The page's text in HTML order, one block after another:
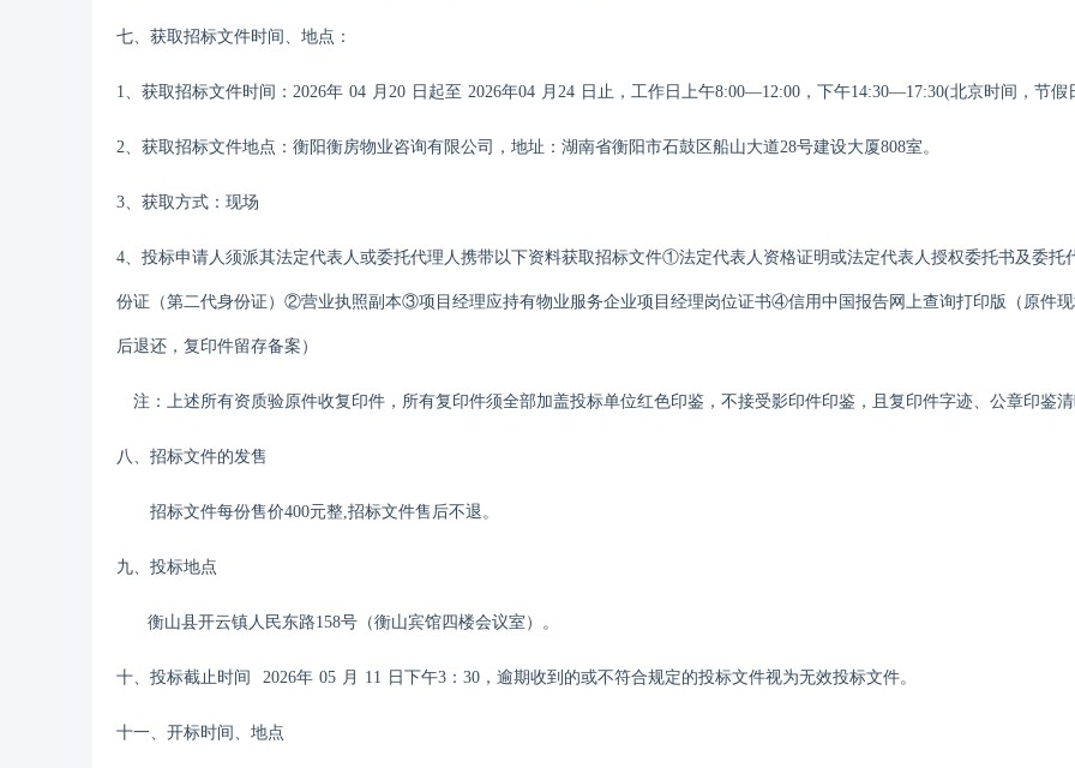
七、获取招标文件时间、地点：
1、获取招标文件时间： 2026年 04 月 20 日起至 2026年04 月 24 日止，工作日上午8:00—12:00，下午14:30—17:30(北京时间，节假
2、获取招标文件地点： 衡阳衡房物业咨询有限公司 ， 地址：湖南省衡阳市石鼓区船山大道28号建设大厦808室。
3、获取方式：现场
4、投标申请人须派其法定代表人或委托代理人携带以下资料获取招标文件①法定代表人资格证明或法定代表人授权委托书及委托
份证（第二代身份证）②营业执照副本③项目经理应持有物业服务企业项目经理岗位证书④信用中国报告网上查询打印版 （原件
后退还，复印件留存备案）
注：上述所有资质验原件收复印件，所有复印件须全部加盖投标单位红色印鉴，不接受影印件印鉴，且复印件字迹、公章印鉴
八、招标文件的发售
招标文件每份售价400元整,招标文件售后不退。
九、投标地点
衡山县开云镇人民东路158号（衡山宾馆四楼会议室） 。
十、投标截止时间 2026年 05 月 11 日下午3 ： 30， 逾期收到的或不符合规定的投标文件视为无效投标文件。
十一、开标时间、地点